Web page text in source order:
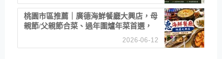
桃園市區推薦｜廣德海鮮餐廳大興店，母
親節/父親節合菜、過年圍爐年菜首選，
2026-06-12